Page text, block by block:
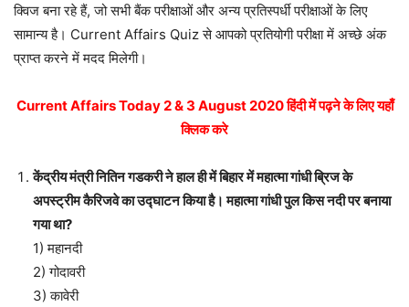
क्विज बना रहे हैं, जो सभी बैंक परीक्षाओं और अन्य प्रतिस्पर्धी परीक्षाओं के लिए
सामान्य है। Current Affairs Quiz से आपको प्रतियोगी परीक्षा में अच्छे अंक
प्राप्त करने में मदद मिलेगी।
Current Affairs Today 2 & 3 August 2020 हिंदी में पढ़ने के लिए यहाँ
क्लिक करे
केंद्रीय मंत्री नितिन गडकरी ने हाल ही में बिहार में महात्मा गांधी ब्रिज के
अपस्ट्रीम कैरिजवे का उद्घाटन किया है। महात्मा गांधी पुल किस नदी पर बनाया
गया था?
1) महानदी
2) गोदावरी
3) कावेरी